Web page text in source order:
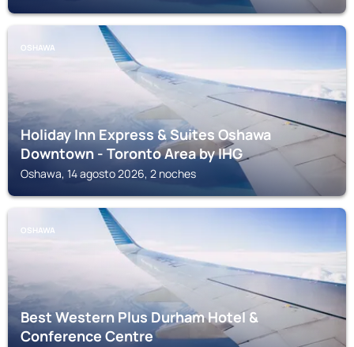
OSHAWA
Holiday Inn Express & Suites Oshawa
Downtown - Toronto Area by IHG
Oshawa, 14 agosto 2026, 2 noches
OSHAWA
Best Western Plus Durham Hotel &
Conference Centre